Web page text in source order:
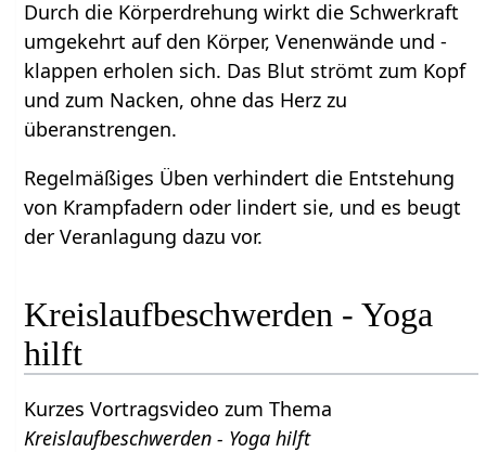
Durch die Körperdrehung wirkt die Schwerkraft
umgekehrt auf den Körper, Venenwände und -
klappen erholen sich. Das Blut strömt zum Kopf
und zum Nacken, ohne das Herz zu
überanstrengen.
Regelmäßiges Üben verhindert die Entstehung
von Krampfadern oder lindert sie, und es beugt
der Veranlagung dazu vor.
Kreislaufbeschwerden - Yoga
hilft
Kurzes Vortragsvideo zum Thema
Kreislaufbeschwerden - Yoga hilft